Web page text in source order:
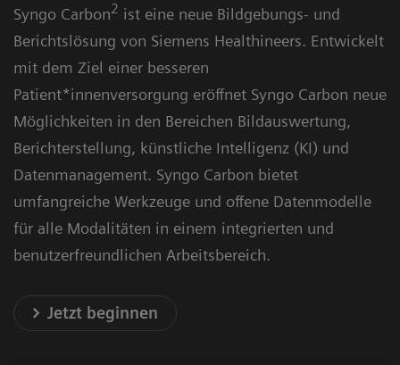
Syngo Carbon2 ist eine neue Bildgebungs- und
Berichtslösung von Siemens Healthineers. Entwickelt
mit dem Ziel einer besseren
Patient*innenversorgung eröffnet Syngo Carbon neue
Möglichkeiten in den Bereichen Bildauswertung,
Berichterstellung, künstliche Intelligenz (KI) und
Datenmanagement. Syngo Carbon bietet
umfangreiche Werkzeuge und offene Datenmodelle
für alle Modalitäten in einem integrierten und
benutzerfreundlichen Arbeitsbereich.
Jetzt beginnen